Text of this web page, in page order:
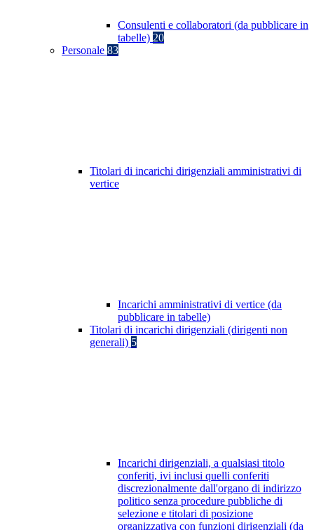
Consulenti e collaboratori (da pubblicare in
tabelle) 20
Personale 83
Titolari di incarichi dirigenziali amministrativi di
vertice
Incarichi amministrativi di vertice (da
pubblicare in tabelle)
Titolari di incarichi dirigenziali (dirigenti non
generali) 5
Incarichi dirigenziali, a qualsiasi titolo
conferiti, ivi inclusi quelli conferiti
discrezionalmente dall'organo di indirizzo
politico senza procedure pubbliche di
selezione e titolari di posizione
organizzativa con funzioni dirigenziali (da